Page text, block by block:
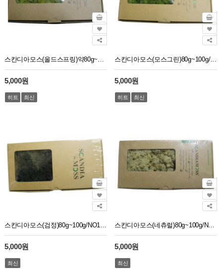
5,000원
히트 최신
스칸디아모스(모스그린)80g~100g/NO13254
5,000원
히트 최신
스칸디아모스(검정)80g~100g/NO13252
5,000원
최신
스칸디아모스(네츄럴)80g~100g/NO13256
5,000원
최신